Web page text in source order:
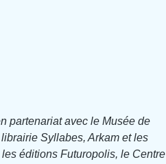
partenariat avec le Musée de
Syllabes, Arkam et les
éditions Futuropolis, le Centre